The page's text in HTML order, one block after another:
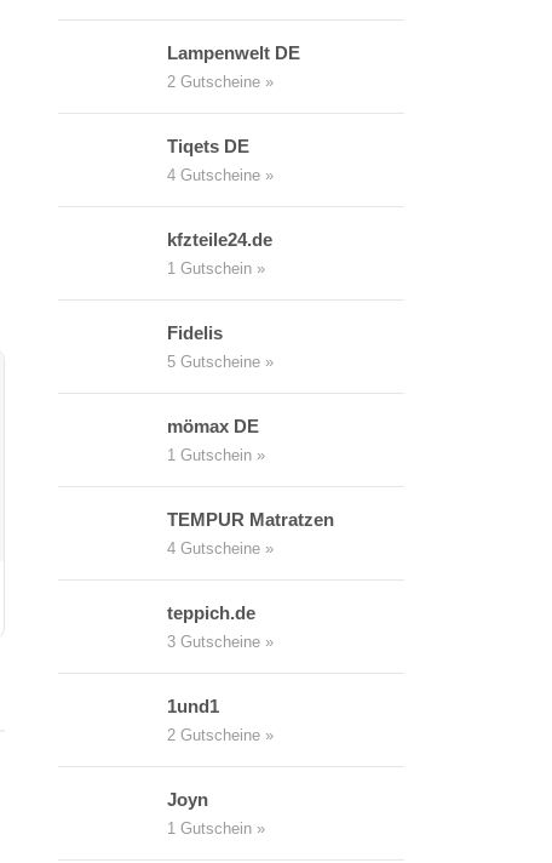
Lampenwelt DE
2 Gutscheine »
Tiqets DE
4 Gutscheine »
kfzteile24.de
1 Gutschein »
Fidelis
5 Gutscheine »
mömax DE
1 Gutschein »
TEMPUR Matratzen
4 Gutscheine »
teppich.de
3 Gutscheine »
1und1
2 Gutscheine »
Joyn
1 Gutschein »